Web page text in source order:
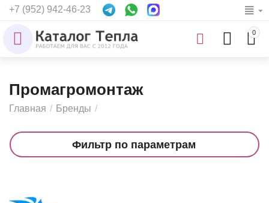
+7 (952) 942-46-23
0
Промагромонтаж
Главная / Бренды /
Фильтр по параметрам